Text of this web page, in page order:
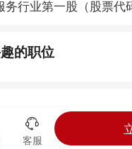
务行业第一股（股票代
术企业和浙江省服务业
士及国内外医学诊断领
学检验实验室，为全
包为核心业务的医学诊
的职位
客服